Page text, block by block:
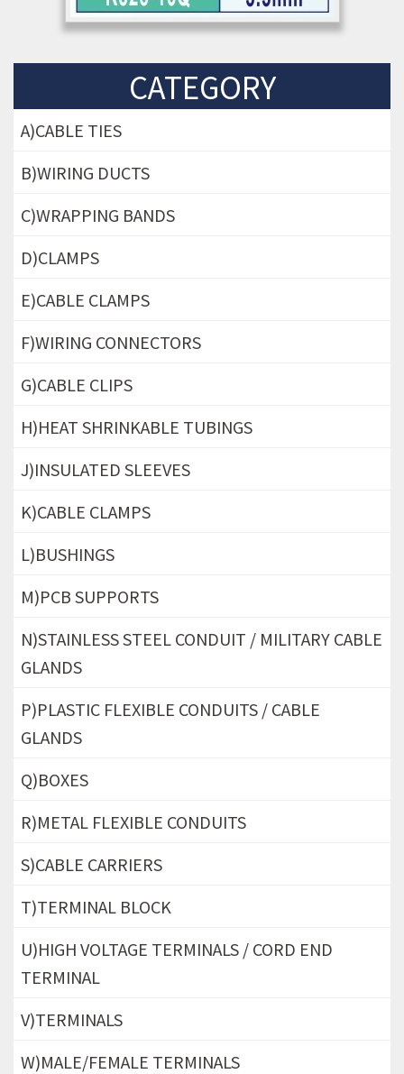
CATEGORY
A)CABLE TIES
B)WIRING DUCTS
C)WRAPPING BANDS
D)CLAMPS
E)CABLE CLAMPS
F)WIRING CONNECTORS
G)CABLE CLIPS
H)HEAT SHRINKABLE TUBINGS
J)INSULATED SLEEVES
K)CABLE CLAMPS
L)BUSHINGS
M)PCB SUPPORTS
N)STAINLESS STEEL CONDUIT / MILITARY CABLE
GLANDS
P)PLASTIC FLEXIBLE CONDUITS / CABLE
GLANDS
Q)BOXES
R)METAL FLEXIBLE CONDUITS
S)CABLE CARRIERS
T)TERMINAL BLOCK
U)HIGH VOLTAGE TERMINALS / CORD END
TERMINAL
V)TERMINALS
W)MALE/FEMALE TERMINALS